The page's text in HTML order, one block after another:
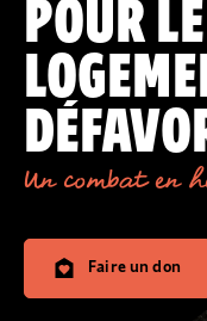
POUR LE
Un combat en
Faire un don